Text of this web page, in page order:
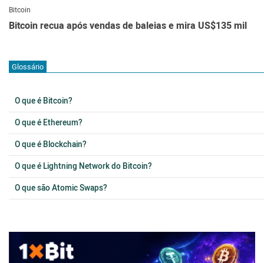
Bitcoin
Bitcoin recua após vendas de baleias e mira US$135 mil
Glossário
O que é Bitcoin?
O que é Ethereum?
O que é Blockchain?
O que é Lightning Network do Bitcoin?
O que são Atomic Swaps?